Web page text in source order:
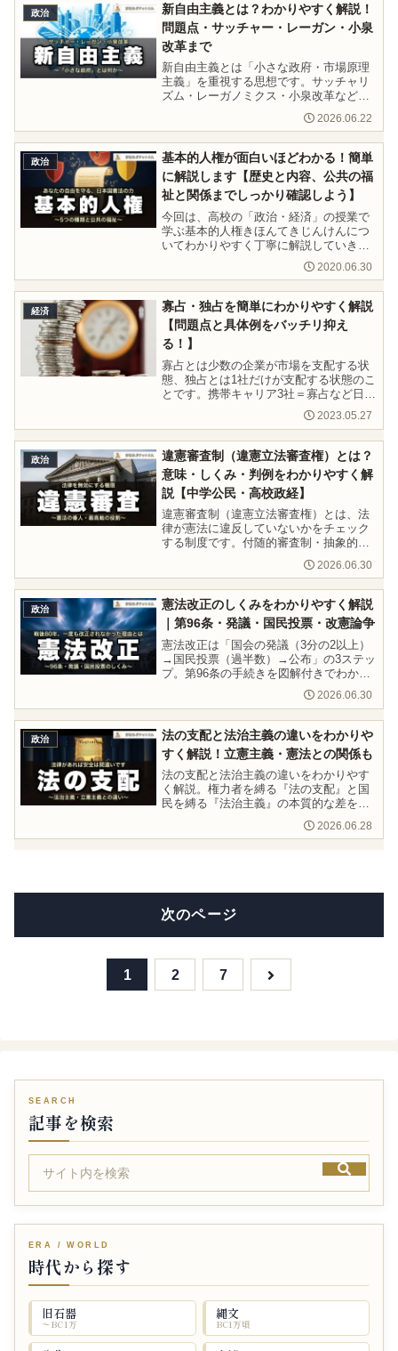
政治
新自由主義とは？わかりやすく解説！
問題点・サッチャー・レーガン・小泉
改革まで
新自由主義とは「小さな政府・市場原理
主義」を重視する思想です。サッチャリ
ズム・レーガノミクス・小泉改革など具
体例をわかりやすく解説。ケインズ主義
との違い・格差拡大の問題点もまとめま
2026.06.22
政治
基本的人権が面白いほどわかる！簡単
に解説します【歴史と内容、公共の福
祉と関係までしっかり確認しよう】
今回は、高校の「政治・経済」の授業で
学ぶ基本的人権きほんてきじんけんにつ
いてわかりやすく丁寧に解説していきま
2020.06.30
経済
寡占・独占を簡単にわかりやすく解説
【問題点と具体例をバッチリ抑え
る！】
寡占とは少数の企業が市場を支配する状
態、独占とは1社だけが支配する状態のこ
とです。携帯キャリア3社＝寡占など日本
の市場の具体例で違いを解説。プライス
リーダーや独占禁止法もわかりやすく説
2023.05.27
政治
違憲審査制（違憲立法審査権）とは？
意味・しくみ・判例をわかりやすく解
説【中学公民・高校政経】
違憲審査制（違憲立法審査権）とは、法
律が憲法に違反していないかをチェック
する制度です。付随的審査制・抽象的審
査制の違い、重要判例、憲法の番人の意
味をわかりやすく解説します。2026.06.30
政治
憲法改正のしくみをわかりやすく解説
｜第96条・発議・国民投票・改憲論争
憲法改正は「国会の発議（3分の2以上）
→国民投票（過半数）→公布」の3ステッ
プ。第96条の手続きを図解付きでわかり
やすく解説。なぜ80年間一度も改正され
ないのか、改憲論争の現状も紹介しま
2026.06.30
政治
法の支配と法治主義の違いをわかりや
すく解説！立憲主義・憲法との関係も
法の支配と法治主義の違いをわかりやす
く解説。権力者を縛る『法の支配』と国
民を縛る『法治主義』の本質的な差を比
較表で整理。共通テスト・高校公共の頻
2026.06.28
次のページ
1 2 7 次
記事を検索
時代から探す
旧石器
〜BC1万
縄文
BC1万頃